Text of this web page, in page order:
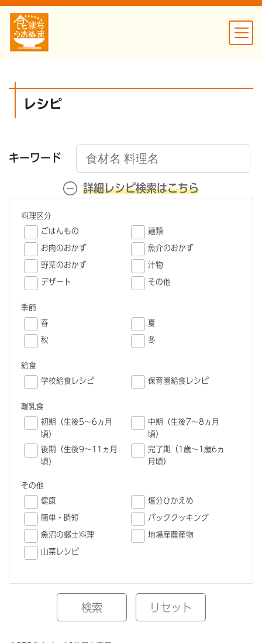
レシピ
キーワード
詳細レシピ検索はこちら
料理区分
ごはんもの
麺類
お肉のおかず 魚介のおかず
野菜のおかず 汁物
デザート その他
季節
春
夏
秋 冬
給食
学校給食レシピ
保育園給食レシピ
離乳食
初期（生後5～6ヵ月
頃）
中期（生後7～8ヵ月
頃）
後期（生後9～11ヵ月
頃）
完了期（1歳～1歳6ヵ
月頃）
その他
健康
塩分ひかえめ
簡単・時短 パッククッキング
魚沼の郷土料理 地場産農産物
山菜レシピ